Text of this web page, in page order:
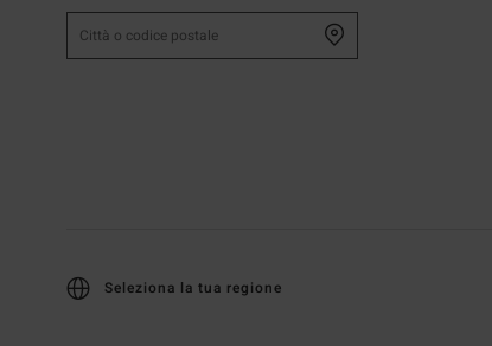
Seleziona la tua regione